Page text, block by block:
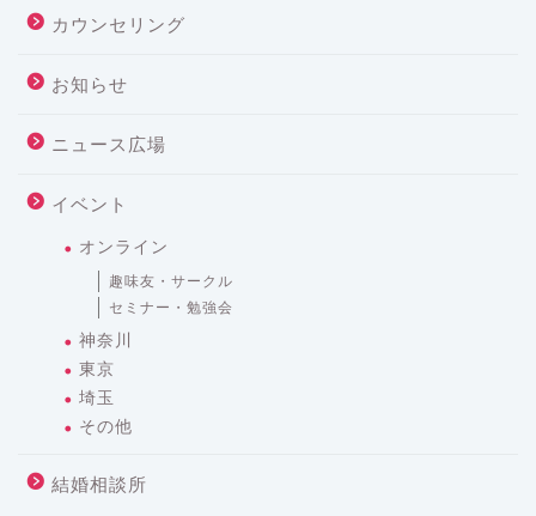
カウンセリング
お知らせ
ニュース広場
イベント
オンライン
趣味友・サークル
セミナー・勉強会
神奈川
東京
埼玉
その他
結婚相談所